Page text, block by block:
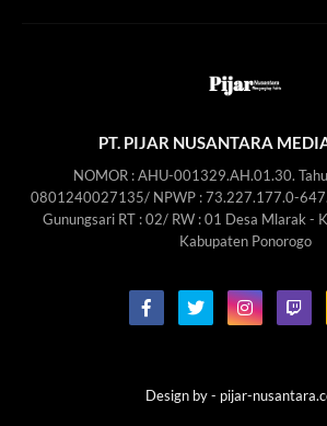
PT. PIJAR NUSANTARA
NOMOR : AHU-001329.AH.01.30.
0801240027135/ NPWP : 73.227.177.0-
Gunungsari RT : 02/ RW : 01 Desa Mlarak -
Kabupaten Ponorogo
Design by - pijar-